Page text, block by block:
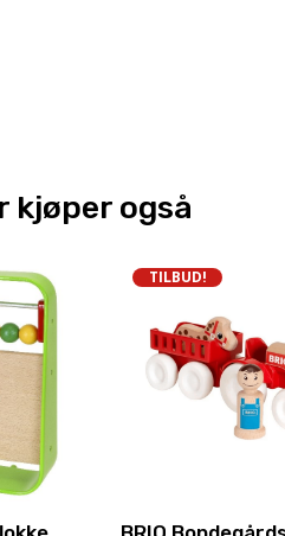
kjøper også
TILBUD!